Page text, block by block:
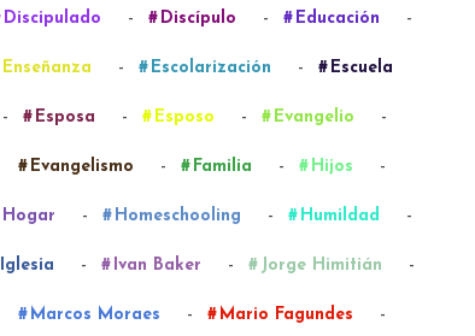
Discipulado - Discípulo - Educación -
Enseñanza - Escolarización - Escuela
- Esposa - Esposo - Evangelio -
Evangelismo - Familia - Hijos -
Hogar - Homeschooling - Humildad -
Iglesia - Ivan Baker - Jorge Himitián -
Marcos Moraes - Mario Fagundes -